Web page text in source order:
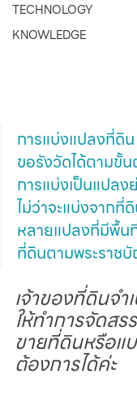
TECHNOLOGY
KNOWLEDGE
การแบ่งแปลงที่ดิ
ขอรังวัดได้ตามขั้
การแบ่งเป็นแปล
ไม่ว่าจะแบ่งจาก
หลายแปลงที่มีพื้น
ที่ดินตามพระรา
เจ้าของที่ดินจ
ให้ทำการจัดส
ขายที่ดินหรือแ
ต้องการได้ค่ะ